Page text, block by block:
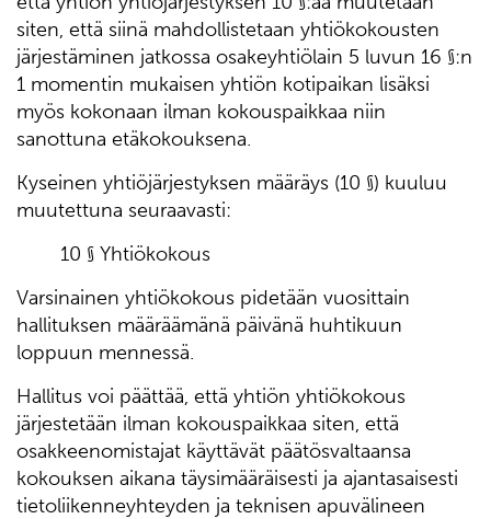
siten, että siinä mahdollistetaan yhtiökokousten
järjestäminen jatkossa osakeyhtiölain 5 luvun 16 §:n
1 momentin mukaisen yhtiön kotipaikan lisäksi
myös kokonaan ilman kokouspaikkaa niin
sanottuna etäkokouksena.
Kyseinen yhtiöjärjestyksen määräys (10 §) kuuluu
muutettuna seuraavasti:
10 § Yhtiökokous
Varsinainen yhtiökokous pidetään vuosittain
hallituksen määräämänä päivänä huhtikuun
loppuun mennessä.
Hallitus voi päättää, että yhtiön yhtiökokous
järjestetään ilman kokouspaikkaa siten, että
osakkeenomistajat käyttävät päätösvaltaansa
kokouksen aikana täysimääräisesti ja ajantasaisesti
tietoliikenneyhteyden ja teknisen apuvälineen